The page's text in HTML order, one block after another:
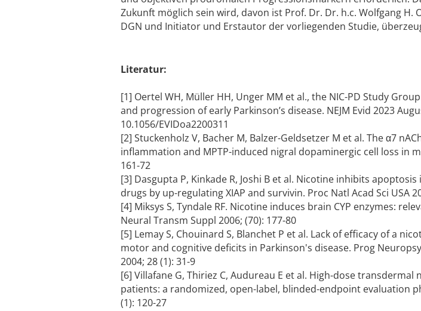
Zukunft möglich sein wird, davon ist Prof. Dr. Dr. h.c. Wolfgang H.
DGN und Initiator und Erstautor der vorliegenden Studie,
Literatur:
[1] Oertel WH, Müller HH, Unger MM et al., the NIC-PD Study
and progression of early Parkinson’s disease. NEJM Evid 2023
10.1056/EVIDoa2200311
[2] Stuckenholz V, Bacher M, Balzer-Geldsetzer M et al. The α7
inflammation and MPTP-induced nigral dopaminergic cell loss in
161-72
[3] Dasgupta P, Kinkade R, Joshi B et al. Nicotine inhibits
drugs by up-regulating XIAP and survivin. Proc Natl Acad Sci USA
[4] Miksys S, Tyndale RF. Nicotine induces brain CYP enzymes:
Neural Transm Suppl 2006; (70): 177-80
[5] Lemay S, Chouinard S, Blanchet P et al. Lack of efficacy of a
motor and cognitive deficits in Parkinson's disease. Prog
2004; 28 (1): 31-9
[6] Villafane G, Thiriez C, Audureau E et al. High-dose
patients: a randomized, open-label, blinded-endpoint evaluation
(1): 120-27